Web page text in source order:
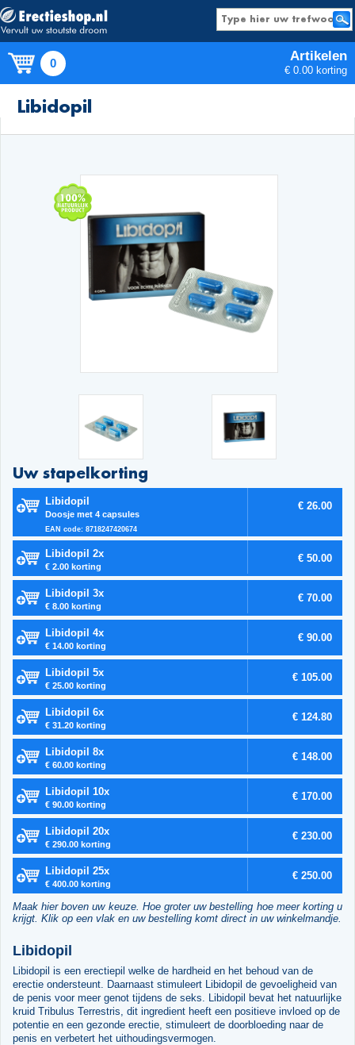
0 Artikelen
€ 0.00 korting
Libidopil
Uw stapelkorting
Libidopil
Doosje met 4 capsules
EAN code: 8718247420674
€ 26.00
Libidopil 2x
€ 2.00 korting
€ 50.00
Libidopil 3x
€ 8.00 korting
€ 70.00
Libidopil 4x
€ 14.00 korting
€ 90.00
Libidopil 5x
€ 25.00 korting
€ 105.00
Libidopil 6x
€ 31.20 korting
€ 124.80
Libidopil 8x
€ 60.00 korting
€ 148.00
Libidopil 10x
€ 90.00 korting
€ 170.00
Libidopil 20x
€ 290.00 korting
€ 230.00
Libidopil 25x
€ 400.00 korting
€ 250.00
Maak hier boven uw keuze. Hoe groter uw bestelling hoe meer korting u
krijgt. Klik op een vlak en uw bestelling komt direct in uw winkelmandje.
Libidopil
Libidopil is een erectiepil welke de hardheid en het behoud van de
erectie ondersteunt. Daarnaast stimuleert Libidopil de gevoeligheid van
de penis voor meer genot tijdens de seks. Libidopil bevat het natuurlijke
kruid Tribulus Terrestris, dit ingredient heeft een positieve invloed op de
potentie en een gezonde erectie, stimuleert de doorbloeding naar de
penis en verbetert het uithoudingsvermogen.